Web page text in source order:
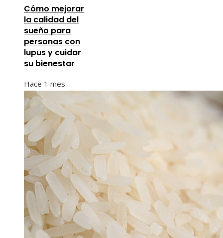
Cómo mejorar
la calidad del
sueño para
personas con
lupus y cuidar
su bienestar
Hace 1 mes